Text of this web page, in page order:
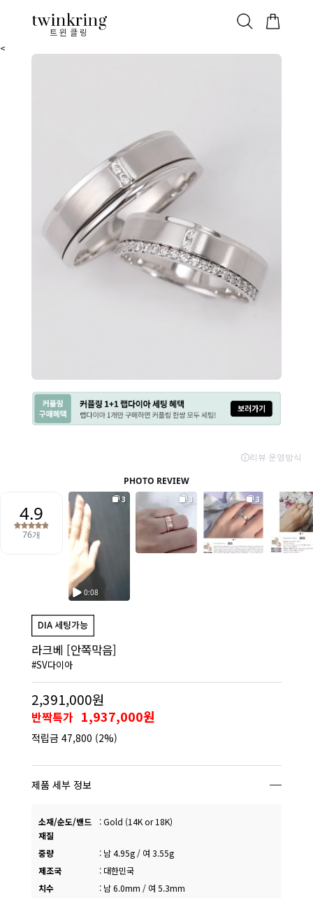
트윈클링
ALL 베스트 안쪽막음 웨딩/다이아 가드링/반지
<
라크베 [안쪽막음]
#SV다이아
2,391,000원
반짝특가 1,937,000원
적립금 47,800 (2%)
제품 세부 정보
소재/순도/밴드
재질
:Gold (14K or 18K)
중량 : 남 4.95g / 여 3.55g
제조국
: 대한민국
치수
: 남 6.0mm / 여 5.3mm